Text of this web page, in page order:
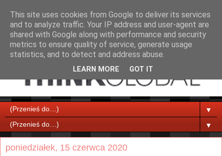
▼
▼
poniedziałek, 15 czerwca 2020
This site uses cookies from Google to deliver its services
and to analyze traffic. Your IP address and user-agent are
shared with Google along with performance and security
metrics to ensure quality of service, generate usage
statistics, and to detect and address abuse.
LEARN MORE GOT IT